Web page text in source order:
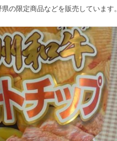
の限定商品などを販売しています。